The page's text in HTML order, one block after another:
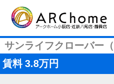
サンライフクローバー（
賃料 3.8万円